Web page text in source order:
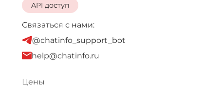
API доступ
Связаться с нами:
@chatinfo_support_bot
help@chatinfo.ru
Цены